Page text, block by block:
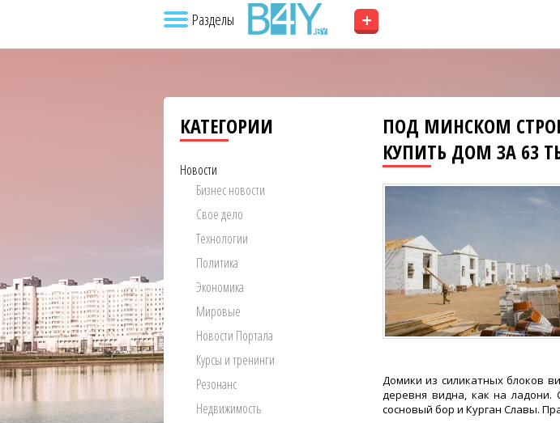
Разделы +
КАТЕГОРИИ
Новости
Бизнес новости
Свое дело
Технологии
Политика
Экономика
Мировые
Новости Портала
Курсы и тренинги
Резонанс
Недвижимость
ПОД МИНСКОМ
КУПИТЬ ДОМ ЗА 63
Домики из силикатных блоков
деревня видна, как на ладони.
сосновый бор и Курган Славы.